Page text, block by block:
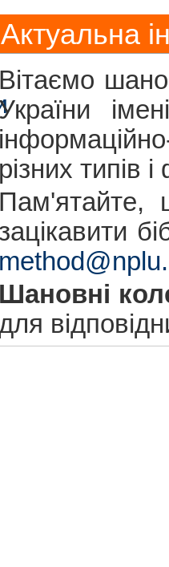
Актуальна
Вітаємо
різних типів
Пам'ятайте,
зацікавити
Шановні